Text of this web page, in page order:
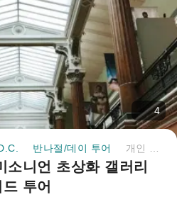
4
반나절/데이 투어
니언 초상화 갤러리
투어